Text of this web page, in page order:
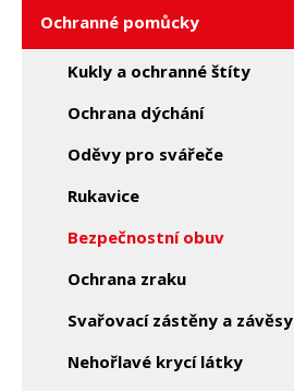
Ochranné pomůcky
Kukly a ochranné štíty
Ochrana dýchání
Oděvy pro svářeče
Rukavice
Bezpečnostní obuv
Ochrana zraku
Svařovací zástěny a závěsy
Nehořlavé krycí látky